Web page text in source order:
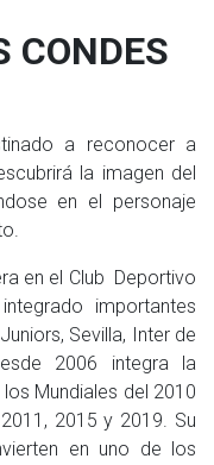
CONDES
a reconocer a
la imagen del
en el personaje
en el Club Deportivo
importantes
Sevilla, Inter de
2006 integra la
Mundiales del 2010
2015 y 2019. Su
en uno de los